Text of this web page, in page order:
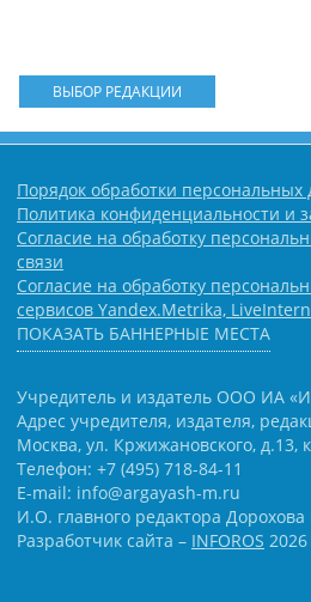
ВЫБОР РЕДАКЦИИ
Порядок обработки персональных
Политика конфиденциальности
Согласие на обработку
связи
Согласие на обработку
сервисов Yandex.Metrika,
ПОКАЗАТЬ БАННЕРНЫЕ МЕСТА
Учредитель и издатель ООО ИА
Адрес учредителя, издателя,
Москва, ул. Кржижановского, д.13,
Телефон: +7 (495) 718-84-11
E-mail: info@argayash-m.ru
И.О. главного редактора Дорохова
Разработчик сайта – INFOROS 2026